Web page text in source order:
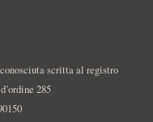
scritta al registro
285